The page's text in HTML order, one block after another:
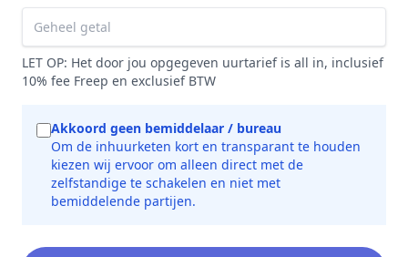
LET OP: Het door jou opgegeven uurtarief is all in, inclusief
10% fee Freep en exclusief BTW
Akkoord geen bemiddelaar / bureau
Om de inhuurketen kort en transparant te houden
kiezen wij ervoor om alleen direct met de
zelfstandige te schakelen en niet met
bemiddelende partijen.